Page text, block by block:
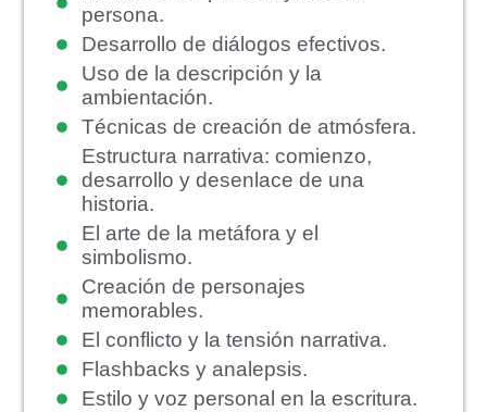
persona.
Desarrollo de diálogos efectivos.
Uso de la descripción y la
ambientación.
Técnicas de creación de atmósfera.
Estructura narrativa: comienzo,
desarrollo y desenlace de una
historia.
El arte de la metáfora y el
simbolismo.
Creación de personajes
memorables.
El conflicto y la tensión narrativa.
Flashbacks y analepsis.
Estilo y voz personal en la escritura.